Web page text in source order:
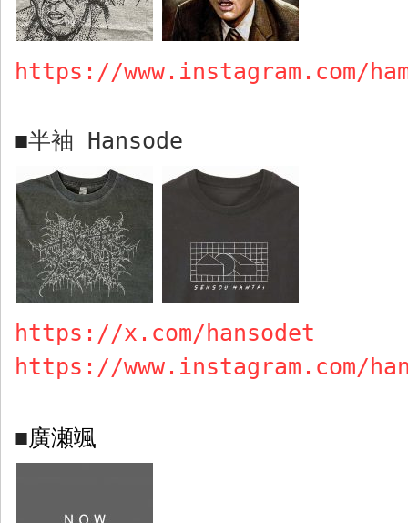
https://www.instagram.com/
■半袖 Hansode
https://x.com/hansodet
https://www.instagram.com/
■廣瀬颯